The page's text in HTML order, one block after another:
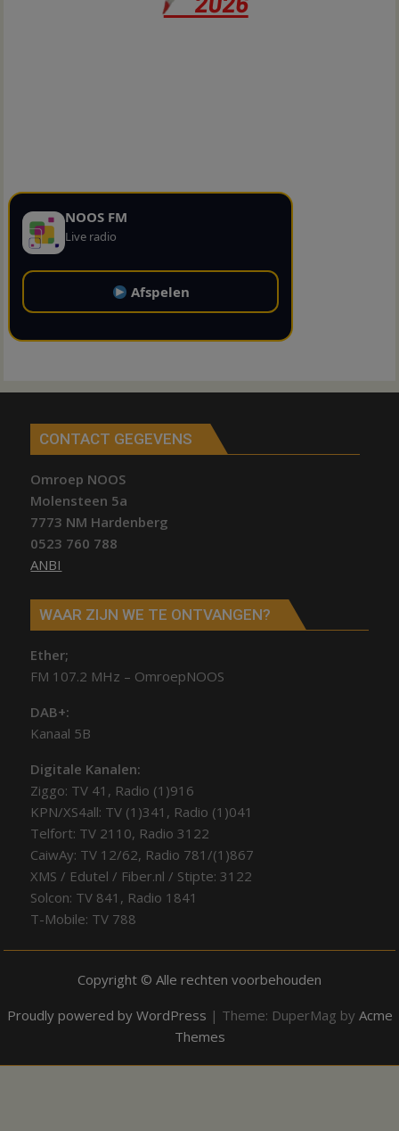
NOOS FM
Live radio
Afspelen
CONTACT GEGEVENS
Omroep NOOS
Molensteen 5a
7773 NM Hardenberg
0523 760 788
ANBI
WAAR ZIJN WE TE ONTVANGEN?
Ether;
FM 107.2 MHz – OmroepNOOS
DAB+:
Kanaal 5B
Digitale Kanalen:
Ziggo: TV 41, Radio (1)916
KPN/XS4all: TV (1)341, Radio (1)041
Telfort: TV 2110, Radio 3122
CaiwAy: TV 12/62, Radio 781/(1)867
XMS / Edutel / Fiber.nl / Stipte: 3122
Solcon: TV 841, Radio 1841
T-Mobile: TV 788
Copyright © Alle rechten voorbehouden
Proudly powered by WordPress | Theme: DuperMag by Acme
Themes